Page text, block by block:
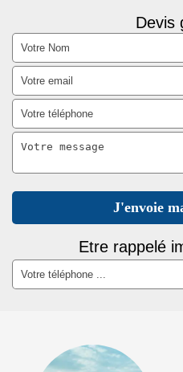
Devis
Etre rappelé